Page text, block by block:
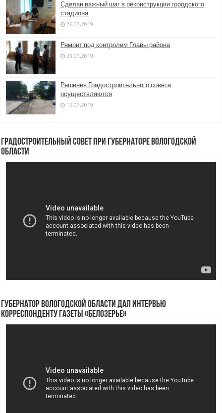
Сделан важный шаг в реконструкции городского
стадиона
26.07.2019
Ремонт под контролем Главы района
23.07.2019
Решения Градостроительного совета
осуществляются
16.07.2019
Градостроительный совет при Губернаторе Вологодской
области
Губернатор Вологодской области дал интервью
корреспонденту газеты «Белозерье»